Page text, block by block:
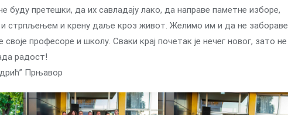
буду претешки, да их савладају лако, да направе паметне изборе,
стрпљењем и крену даље кроз живот. Желимо им и да не забораве
своје професоре и школу. Сваки крај почетак је нечег новог, зато не
радост!
Прњавор